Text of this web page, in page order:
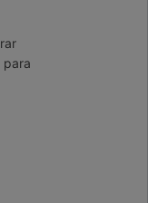
para